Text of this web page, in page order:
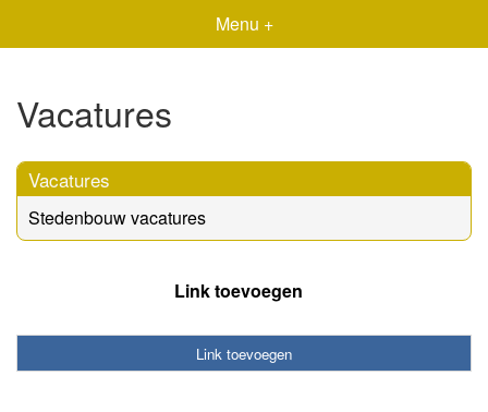
Menu +
Vacatures
Vacatures
Stedenbouw vacatures
Link toevoegen
Link toevoegen